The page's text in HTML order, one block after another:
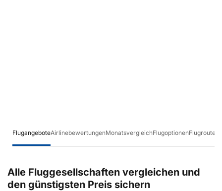
FlugangeboteAirlinebewertungenMonatsvergleichFlugoptionenFlugrouten
Alle Fluggesellschaften vergleichen und
den günstigsten Preis sichern